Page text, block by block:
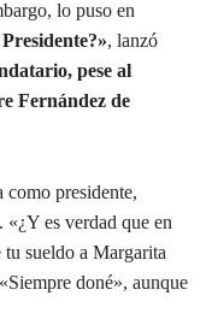
lo puso en
, lanzó
pese al
Fernández de
presidente,
«¿Y es verdad que en
sueldo a Margarita
doné», aunque